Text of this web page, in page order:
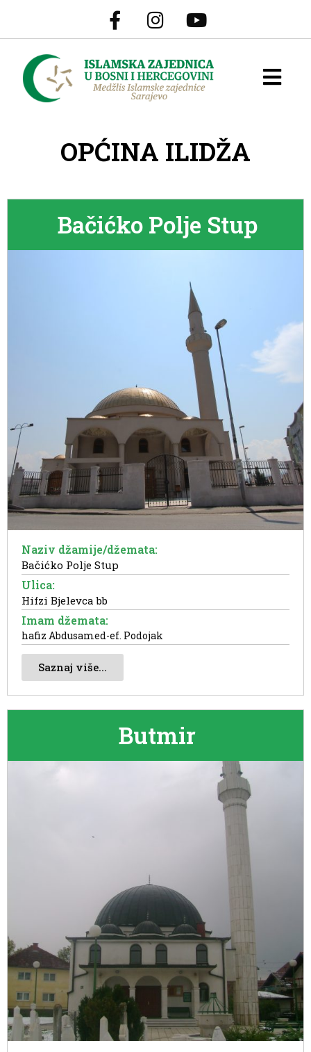
OPĆINA ILIDŽA
Bačićko Polje Stup
Naziv džamije/džemata:
Bačićko Polje Stup
Ulica:
Hifzi Bjelevca bb
Imam džemata:
hafiz Abdusamed-ef. Podojak
Saznaj više...
Butmir